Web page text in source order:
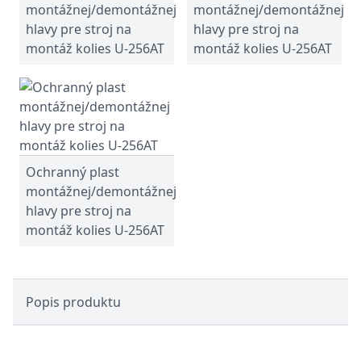
montážnej/demontážnej
hlavy pre stroj na
montáž kolies U-256AT
montážnej/demontážnej
hlavy pre stroj na
montáž kolies U-256AT
Ochranný plast
montážnej/demontážnej
hlavy pre stroj na
montáž kolies U-256AT
Popis produktu